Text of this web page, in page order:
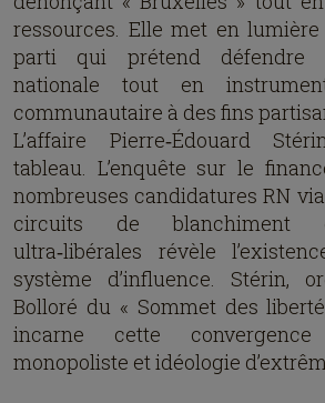
ressources. Elle met en
parti qui prétend défendre
nationale tout en
communautaire à des fins
L’affaire Pierre‑Édouard
tableau. L’enquête sur le
nombreuses candidatures RN
circuits de blanchiment
ultra‑libérales révèle
système d’influence. Stérin,
Bolloré du « Sommet des
incarne cette
monopoliste et idéologie